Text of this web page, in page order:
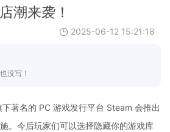
潮来袭！
2025-06-12 15:21:18
没写！
著名的 PC 游戏发行平台 Steam 会推出
。今后玩家们可以选择隐藏你的游戏库